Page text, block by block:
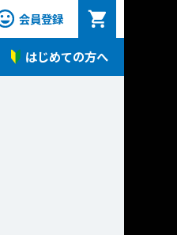
会員登録
はじめての方へ